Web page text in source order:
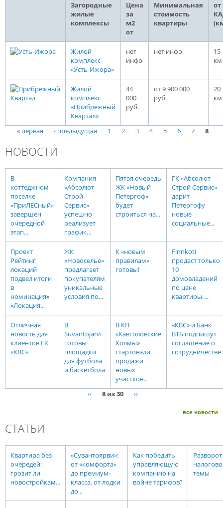
Загородные
жилые
комплексы
Цена
за
м2
от
Минимальная
стоимость
квартиры
от
Жилой
комплекс
«Усть-Ижора»
нет
инфо
нет инфо
15
км
Жилой
комплекс
«Прибрежный
Квартал»
44
000
руб.
от 9 900 000
руб.
20
км
Страницы
« первая ‹ предыдущая 1 2 3 4 5 6 7 8
НОВОСТИ
В
коттеджном
поселке
«ПриЛЕСный»
завершен
очередной
этап...
Компания
«Абсолют
Строй
Сервис»
успешно
реализует
график...
Пятая очередь
ЖК «Новый
Петергоф»
будет
строиться на...
ГК «Абсолют
Строй Сервис»
дарит
Петергофу
новые
социальные...
Проект
Рейтинг
локаций
подвел итоги
в
номинациях
«Локация...
ЖК
«Новоселье»
предлагает
покупателям
уникальные
условия по...
К «новым
правилам»
готовы!
Finnkoti
продаст только
10
домовладений
по цене
квартиры-...
Отличная
новость для
клиентов ГК
«КВС»
В
Suvantojarvi
готовы
площадки
для футбола
и баскетбола
В КП
«Кавголовские
Холмы»
стартовали
продажи
новых
участков...
«КВС» и Банк
ВТБ подпишут
соглашение о
сотрудничестве
‹‹ 8 из 30 ››
все новости
СТАТЬИ
Квартира без
очередей:
грозит ли
новостройкам...
«Сувантоярви»:
от «комфорта»
до премиум-
класса, от лодки
до...
Как победить
управляющую
компанию на
войне тарифов?
Разворот
темы